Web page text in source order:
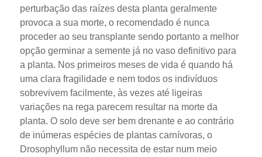
perturbação das raízes desta planta geralmente
provoca a sua morte, o recomendado é nunca
proceder ao seu transplante sendo portanto a melhor
opção germinar a semente já no vaso definitivo para
a planta. Nos primeiros meses de vida é quando há
uma clara fragilidade e nem todos os indivíduos
sobrevivem facilmente, às vezes até ligeiras
variações na rega parecem resultar na morte da
planta. O solo deve ser bem drenante e ao contrário
de inúmeras espécies de plantas carnívoras, o
Drosophyllum não necessita de estar num meio